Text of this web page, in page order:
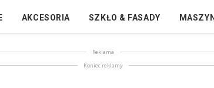
AKCESORIA SZKŁO & FASADY
Reklama
Koniec reklamy